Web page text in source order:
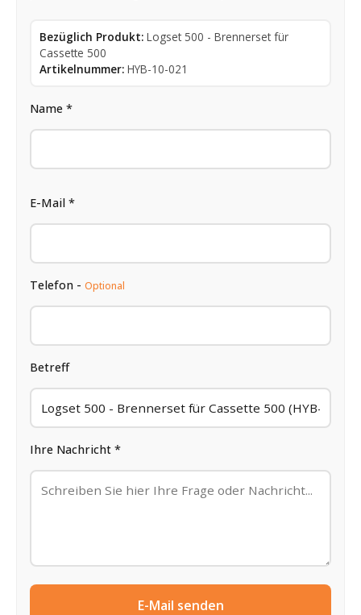
Bezüglich Produkt: Logset 500 - Brennerset für
Cassette 500
Artikelnummer: HYB-10-021
Name *
E-Mail *
Telefon - Optional
Betreff
Ihre Nachricht *
E-Mail senden